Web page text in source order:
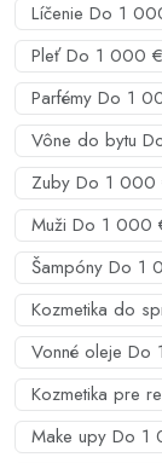
Líčenie Do 1
Pleť Do 1 000 €
Parfémy Do 1
Vône do bytu
Zuby Do 1 000
Muži Do 1 000
Šampóny Do 1
Kozmetika do
Vonné oleje
Kozmetika pre
Make upy Do 1